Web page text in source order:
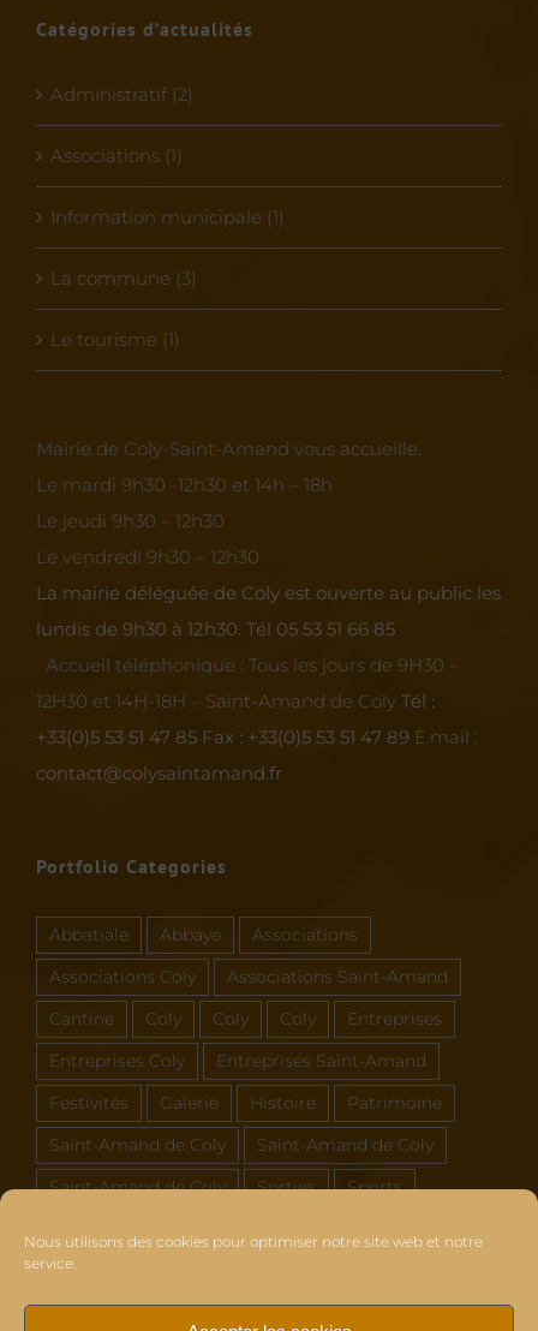
Nous utilisons des cookies pour optimiser notre site web et notre
service.
Catégories d’actualités
Administratif (2)
Associations (1)
Information municipale (1)
La commune (3)
Le tourisme (1)
Mairie de Coly-Saint-Amand vous accueille.
Le mardi 9h30 -12h30 et 14h – 18h
Le jeudi 9h30 – 12h30
Le vendredi 9h30 – 12h30
La mairie déléguée de Coly est ouverte au public les
lundis de 9h30 à 12h30. Tél 05 53 51 66 85
Accueil téléphonique : Tous les jours de 9H30 –
12H30 et 14H-18H – Saint-Amand de Coly Tél :
+33(0)5 53 51 47 85 Fax : +33(0)5 53 51 47 89 E.mail :
contact@colysaintamand.fr
Portfolio Categories
Abbatiale Abbaye Associations
Associations Coly Associations Saint-Amand
Cantine Coly Coly Coly Entreprises
Entreprises Coly Entreprises Saint-Amand
Festivités Galerie Histoire Patrimoine
Saint-Amand de Coly Saint-Amand de Coly
Saint-Amand de Coly Sorties Sports